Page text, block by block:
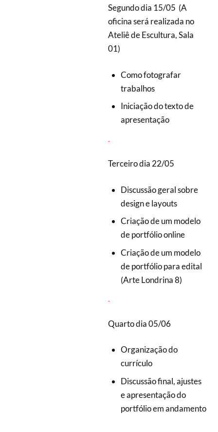
Segundo dia 15/05 (A
oficina será realizada no
Ateliê de Escultura, Sala
01)
Como fotografar
trabalhos
Iniciação do texto de
apresentação
Terceiro dia 22/05
Discussão geral sobre
design e layouts
Criação de um modelo
de portfólio online
Criação de um modelo
de portfólio para edital
(Arte Londrina 8)
Quarto dia 05/06
Organização do
currículo
Discussão final, ajustes
e apresentação do
portfólio em andamento